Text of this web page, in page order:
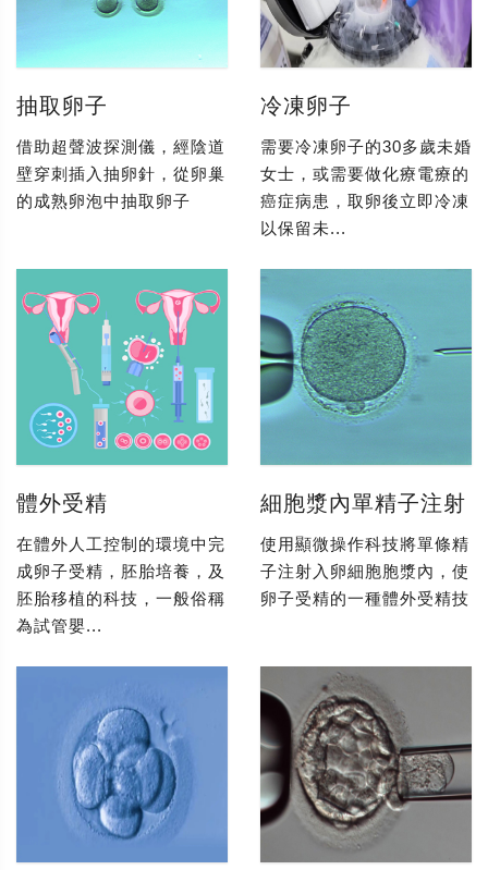
抽取卵子
借助超聲波探測儀，經陰道
壁穿刺插入抽卵針，從卵巢
的成熟卵泡中抽取卵子
冷凍卵子
需要冷凍卵子的30多歲未婚
女士，或需要做化療電療的
癌症病患，取卵後立即冷凍
以保留未...
體外受精
在體外人工控制的環境中完
成卵子受精，胚胎培養，及
胚胎移植的科技，一般俗稱
為試管嬰...
細胞漿內單精子注射
使用顯微操作科技將單條精
子注射入卵細胞胞漿內，使
卵子受精的一種體外受精技